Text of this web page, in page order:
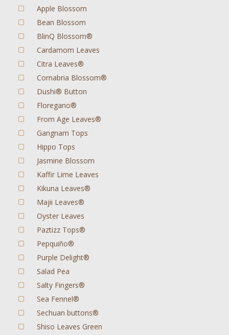
Apple Blossom
Bean Blossom
BlinQ Blossom®
Cardamom Leaves
Citra Leaves®
Cornabria Blossom®
Dushi® Button
Floregano®
From Age Leaves®
Gangnam Tops
Hippo Tops
Jasmine Blossom
Kaffir Lime Leaves
Kikuna Leaves®
Majii Leaves®
Oyster Leaves
Paztizz Tops®
Pepquiño®
Purple Delight®
Salad Pea
Salty Fingers®
Sea Fennel®
Sechuan buttons®
Shiso Leaves Green